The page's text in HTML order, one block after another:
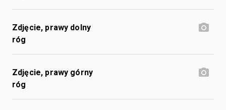
Zdjęcie, prawy dolny
róg
Zdjęcie, prawy górny
róg